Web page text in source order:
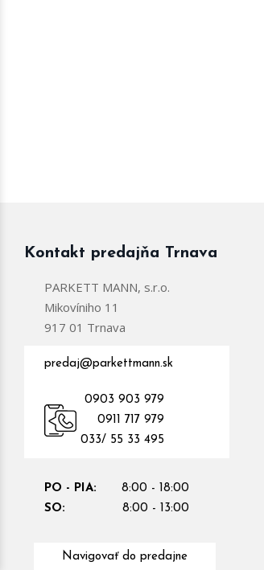
Kontakt predajňa Trnava
PARKETT MANN, s.r.o.
Mikovíniho 11
917 01 Trnava
predaj@parkettmann.sk
0903 903 979
0911 717 979
033/ 55 33 495
PO - PIA:
8:00 - 18:00
SO:
8:00 - 13:00
Navigovať do predajne